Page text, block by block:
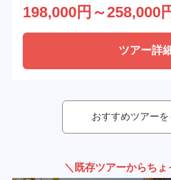
198,000円～258,000
ツアー詳
おすすめツアー
＼既存ツアーからち